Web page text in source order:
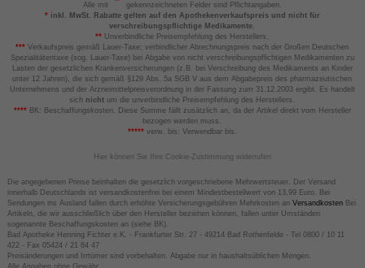
Alle mit
gekennzeichneten Felder sind Pflichtangaben.
*inkl. MwSt. Rabatte gelten auf den Apothekenverkaufspreis und nicht für
verschreibungspflichtige Medikamente.
** Unverbindliche Preisempfehlung des Herstellers.
*** Verkaufspreis gemäß Lauer-Taxe; verbindlicher Abrechnungspreis nach der Großen Deutschen
Spezialitätentaxe (sog. Lauer-Taxe) bei Abgabe von nicht verschreibungspflichtigen Medikamenten zu
Lasten der gesetzlichen Krankenversicherungen (z.B. bei Verschreibung des Medikaments an Kinder
unter 12 Jahren), die sich gemäß §129 Abs. 5a SGB V aus dem Abgabepreis des pharmazeutischen
Unternehmens und der Arzneimittelpreisverordnung in der Fassung zum 31.12.2003 ergibt. Es handelt
sich nicht um die unverbindliche Preisempfehlung des Herstellers.
****BK: Beschaffungskosten. Diese Summe fällt zusätzlich an, da der Artikel direkt vom Hersteller
bezogen werden muss.
*****verw. bis: Verwendbar bis.
Hier können Sie Ihre Cookie-Zustimmung widerrufen
Die angegebenen Preise beinhalten die gesetzlich vorgeschriebene Mehrwertsteuer. Der Versand
innerhalb Deutschlands ist versandkostenfrei bei einem Mindestbestellwert von 13,99 Euro. Bei
Sendungen ins Ausland fallen durch erhöhte Versicherungsgebühren Mehrkosten an VersandkostenBei
Artikeln, die wir ausschließlich über den Hersteller beziehen können, fallen unter Umständen
sogenannte Beschaffungskosten an (siehe BK).
Bad Apotheke Henning Fichter e.K. - Frankfurter Str. 27 - 49214 Bad Rothenfelde - Tel 0800 / 10 11
422 - Fax 05424 / 21 64 47
Preisänderungen und Irrtümer sind vorbehalten. Abgabe nur in haushaltsüblichen Mengen.